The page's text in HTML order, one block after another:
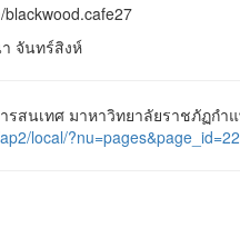
จันทร์สิงห์
สนเทศ มาหาวิทยาลัยราชภัฏกำ
local/